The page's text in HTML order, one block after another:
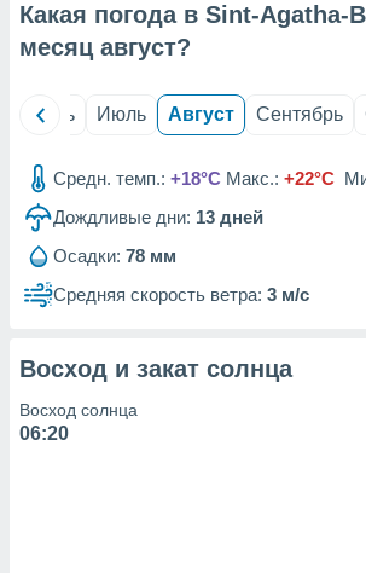
рекламы
сведения
1199
Какая погода в Sint-Agatha-
месяц август?
Июнь Июль Август Сентябрь
Средн. темп.: +18°C Макс.: +22°C
Дождливые дни: 13 дней
Осадки: 78 мм
Средняя скорость ветра: 3 м/с
Восход и закат солнца
Восход солнца
06:20